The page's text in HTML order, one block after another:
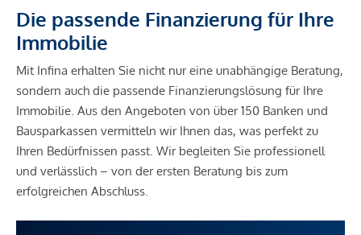
Die passende Finanzierung für Ihre
Immobilie
Mit Infina erhalten Sie nicht nur eine unabhängige Beratung,
sondern auch die passende Finanzierungslösung für Ihre
Immobilie. Aus den Angeboten von über 150 Banken und
Bausparkassen vermitteln wir Ihnen das, was perfekt zu
Ihren Bedürfnissen passt. Wir begleiten Sie professionell
und verlässlich – von der ersten Beratung bis zum
erfolgreichen Abschluss.